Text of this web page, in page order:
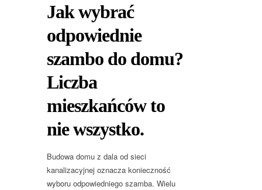
Jak wybrać
odpowiednie
szambo do domu?
Liczba
mieszkańców to
nie wszystko.
Budowa domu z dala od sieci
kanalizacyjnej oznacza konieczność
wyboru odpowiedniego szamba. Wielu